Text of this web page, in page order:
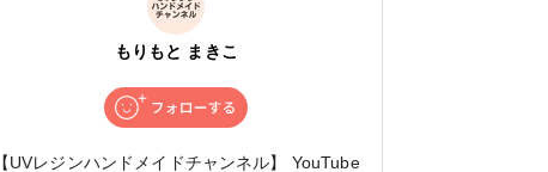
もりもと まきこ
【UVレジンハンドメイドチャンネル】 YouTube